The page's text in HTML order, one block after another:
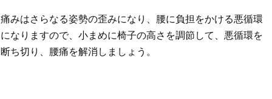
痛みはさらなる姿勢の歪みになり、腰に負担をかける悪循環
になりますので、小まめに椅子の高さを調節して、悪循環を
断ち切り、腰痛を解消しましょう。